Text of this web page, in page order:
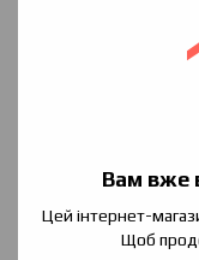
Вам вже
Цей інтернет-
Щоб
Chocolate&Orange
М'який аромат тютюну